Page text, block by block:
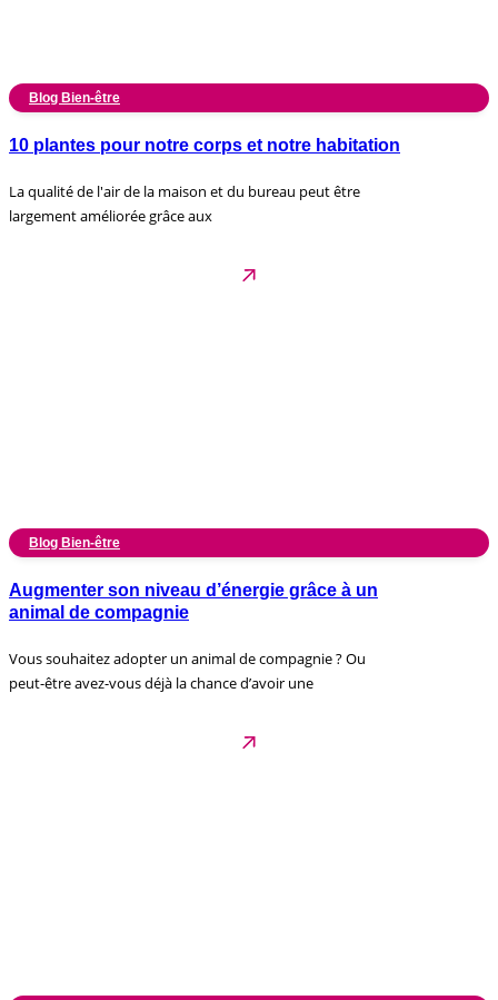
Blog Bien-être
10 plantes pour notre corps et notre habitation
La qualité de l'air de la maison et du bureau peut être
largement améliorée grâce aux
Blog Bien-être
Augmenter son niveau d’énergie grâce à un
animal de compagnie
Vous souhaitez adopter un animal de compagnie ? Ou
peut-être avez-vous déjà la chance d’avoir une